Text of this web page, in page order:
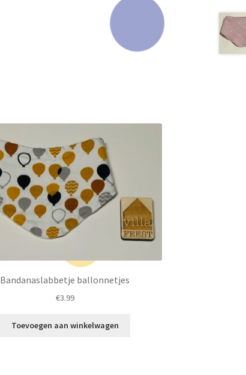
Bandanaslabbetje ballonnetjes
€3.99
Toevoegen aan winkelwagen